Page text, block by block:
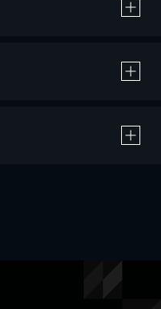
による作品の購入 / レンタルです。